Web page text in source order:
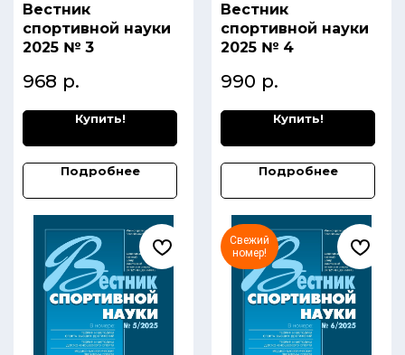
Вестник
спортивной науки
2025 № 3
968 р.
Купить!
Подробнее
Вестник
спортивной науки
2025 № 4
990 р.
Купить!
Подробнее
Свежий
номер!